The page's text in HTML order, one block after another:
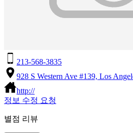
213-568-3835
928 S Western Ave #139, Los
http://
정보 수정 요청
별점 리뷰